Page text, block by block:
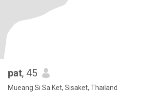
pat, 45
Mueang Si Sa Ket, Sisaket, Thailand